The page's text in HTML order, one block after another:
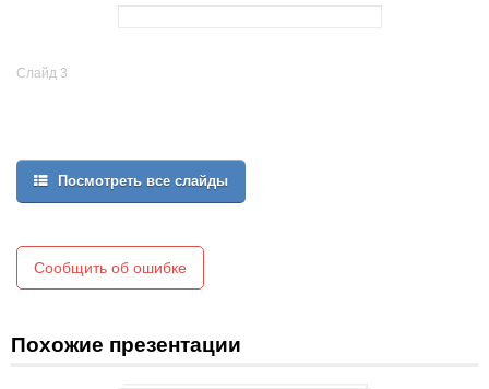
Слайд 3
Посмотреть все слайды
Сообщить об ошибке
Похожие презентации